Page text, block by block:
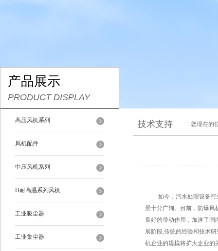
产品展示
PRODUCT DISPLAY
高压风机系列
风机配件
中压风机系列
H耐高温系列风机
工业吸尘器
工业集尘器
技术支持 您现在的
如今，污水处理设备行
景十分广阔。目前，防爆风
良好的带动作用，加速了
展阶段,传统的经验和技术
机企业的规模将扩大企业的